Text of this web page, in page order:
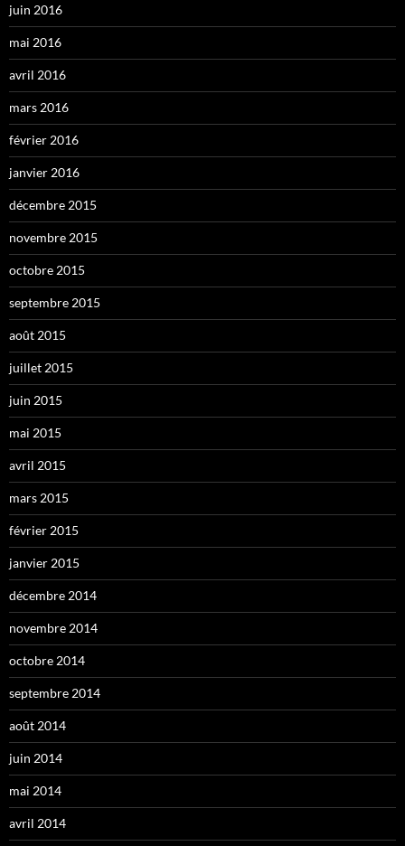
juin 2016
mai 2016
avril 2016
mars 2016
février 2016
janvier 2016
décembre 2015
novembre 2015
octobre 2015
septembre 2015
août 2015
juillet 2015
juin 2015
mai 2015
avril 2015
mars 2015
février 2015
janvier 2015
décembre 2014
novembre 2014
octobre 2014
septembre 2014
août 2014
juin 2014
mai 2014
avril 2014